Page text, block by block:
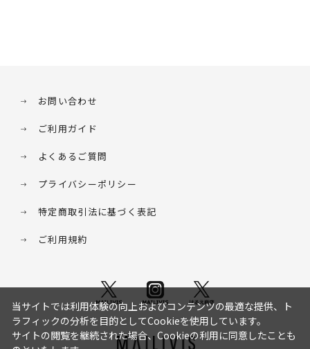
お問い合わせ
ご利用ガイド
よくあるご質問
プライバシーポリシー
特定商取引法に基づく表記
ご利用規約
当サイトでは利用体験の向上およびコンテンツの最適な提供、ト
ラフィックの分析を目的としてCookieを使用しています。
サイトの閲覧を継続された場合、Cookieの利用に同意したことも